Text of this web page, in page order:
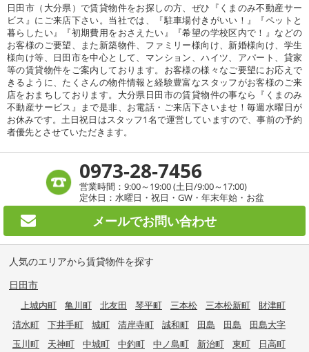
日田市（大分県）で賃貸物件をお探しの方、ぜひ『くまのみ不動産サー
ビス』にご来店下さい。当社では、『駐車場付きがいい！』『ペットと
暮らしたい』『初期費用をおさえたい』『希望の学校区内で！』などの
お客様のご要望、また新築物件、ファミリー様向け、新婚様向け、学生
様向け等、日田市を中心として、マンション、ハイツ、アパート、貸家
等の賃貸物件をご案内しております。お客様の様々なご要望にお応えで
きるように、たくさんの物件情報と経験豊富なスタッフがお客様のご来
店をおまちしております。大分県日田市の賃貸物件の事なら『くまのみ
不動産サービス』まで是非、お電話・ご来店下さいませ！毎週水曜日が
お休みです。土日祝日はスタッフ1名で運営していますので、事前の予約
者優先とさせていただきます。
0973-28-7456
営業時間：9:00～19:00 (土日/9:00～17:00)
定休日：水曜日・祝日・GW・年末年始・お盆
メールでお問い合わせ
人気のエリアから賃貸物件を探す
日田市
上城内町 亀川町 北友田 琴平町 三本松 三本松新町
財津町
清水町
下井手町 城町 清岸寺町 誠和町 田島 田島
田島大字
玉川町
天神町 中城町 中釣町 中ノ島町 新治町 東町
日高町